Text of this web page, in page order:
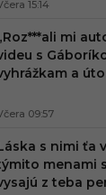
15:14
mi
s
a
09:57
s nimi ťa
menami
z teba